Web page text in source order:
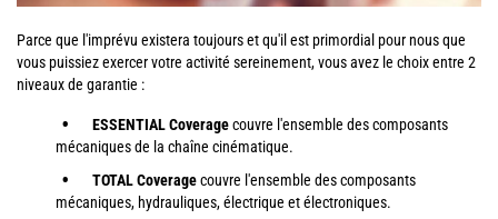
Parce que l'imprévu existera toujours et qu'il est primordial pour nous que
vous puissiez exercer votre activité sereinement, vous avez le choix entre 2
niveaux de garantie :
ESSENTIAL Coveragecouvre l'ensemble des composants
mécaniques de la chaîne cinématique.
TOTAL Coveragecouvre l'ensemble des composants
mécaniques, hydrauliques, électrique et électroniques.